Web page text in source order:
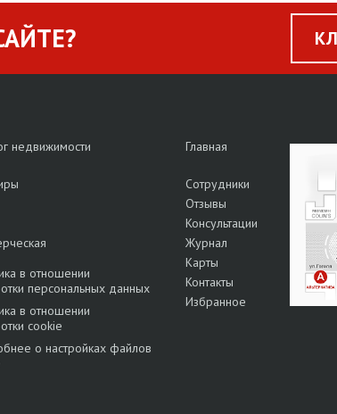
недвижимости
в отношении
персональных данных
в отношении
cookie
о настройках файлов
Главная
Сотрудники
Отзывы
Консультации
Журнал
Карты
Контакты
Избранное